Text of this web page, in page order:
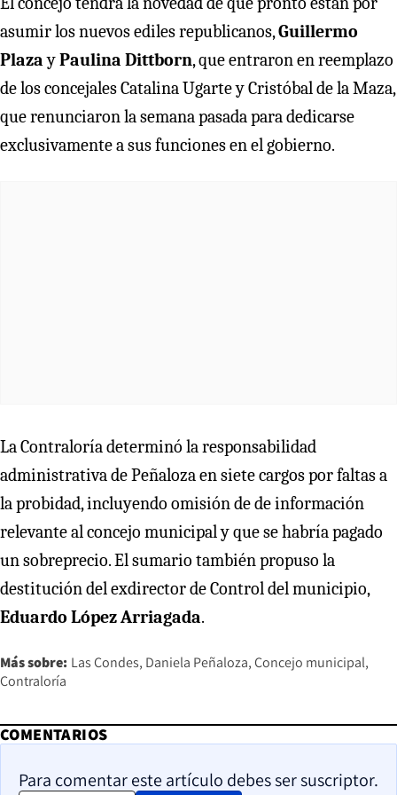
asumir los nuevos ediles republicanos,Guillermo
PlazayPaulina Dittborn, que entraron en reemplazo
de los concejales Catalina Ugarte y Cristóbal de la Maza,
que renunciaron la semana pasada para dedicarse
exclusivamente a sus funciones en el gobierno.
La Contraloría determinó la responsabilidad
administrativa de Peñaloza en siete cargos por faltas a
la probidad, incluyendo omisión de de información
relevante al concejo municipal y que se habría pagado
un sobreprecio. El sumario también propuso la
destitución del exdirector de Control del municipio,
Eduardo López Arriagada.
Más sobre: Las Condes Daniela Peñaloza Concejo municipal
Contraloría
COMENTARIOS
Para comentar este artículo debes ser suscriptor.